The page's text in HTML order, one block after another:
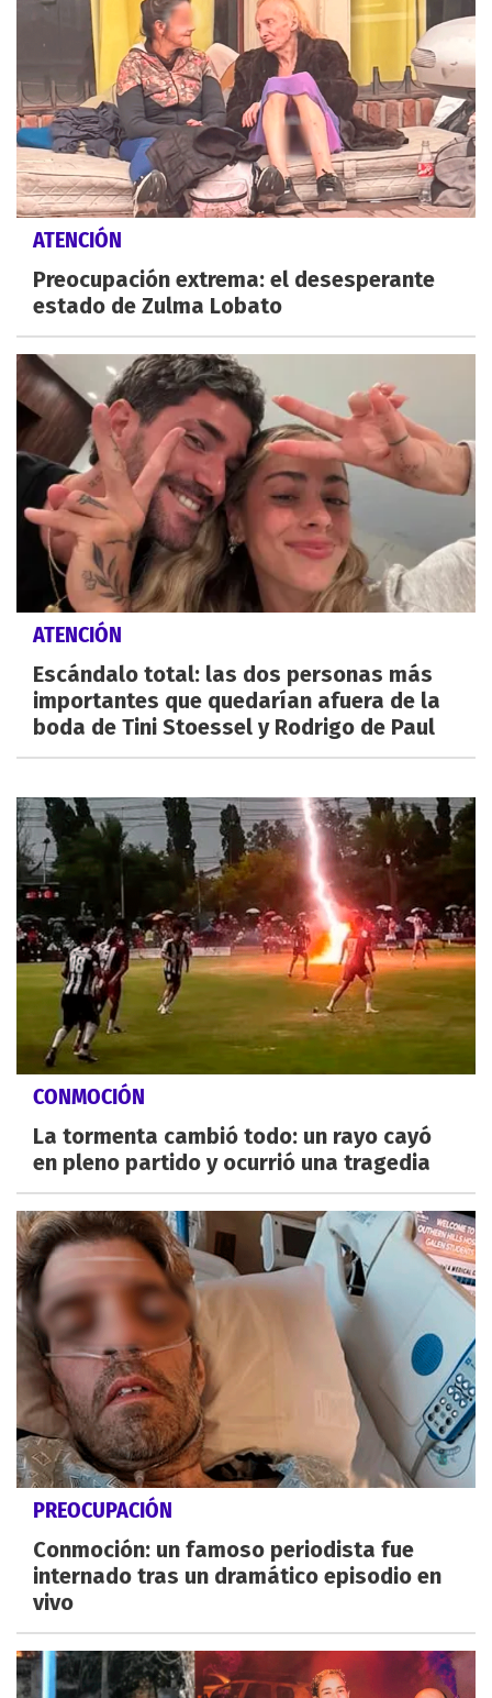
ATENCIÓN
Preocupación extrema: el desesperante
estado de Zulma Lobato
ATENCIÓN
Escándalo total: las dos personas más
importantes que quedarían afuera de la
boda de Tini Stoessel y Rodrigo de Paul
CONMOCIÓN
La tormenta cambió todo: un rayo cayó
en pleno partido y ocurrió una tragedia
PREOCUPACIÓN
Conmoción: un famoso periodista fue
internado tras un dramático episodio en
vivo